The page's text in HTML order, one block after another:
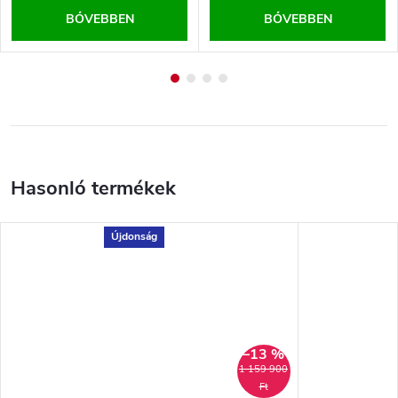
BŐVEBBEN BŐVEBBEN
Újdonság
1 159 900
Ft
–13 %